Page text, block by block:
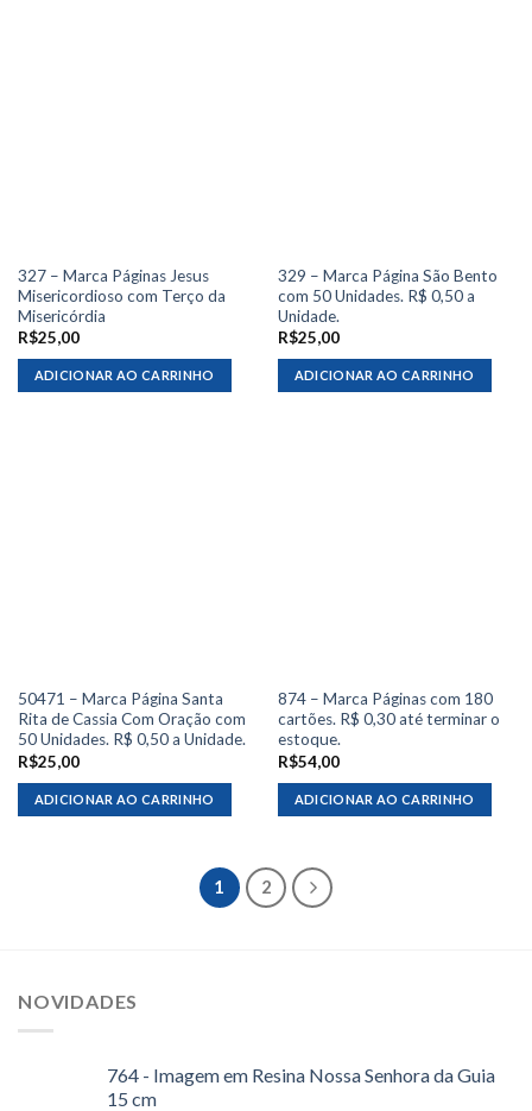
327 – Marca Páginas Jesus
Misericordioso com Terço da
Misericórdia
R$25,00
ADICIONAR AO CARRINHO
329 – Marca Página São Bento
com 50 Unidades. R$ 0,50 a
Unidade.
R$25,00
ADICIONAR AO CARRINHO
50471 – Marca Página Santa
Rita de Cassia Com Oração com
50 Unidades. R$ 0,50 a Unidade.
R$25,00
ADICIONAR AO CARRINHO
874 – Marca Páginas com 180
cartões. R$ 0,30 até terminar o
estoque.
R$54,00
ADICIONAR AO CARRINHO
1 2
NOVIDADES
764 - Imagem em Resina Nossa Senhora da Guia
15 cm